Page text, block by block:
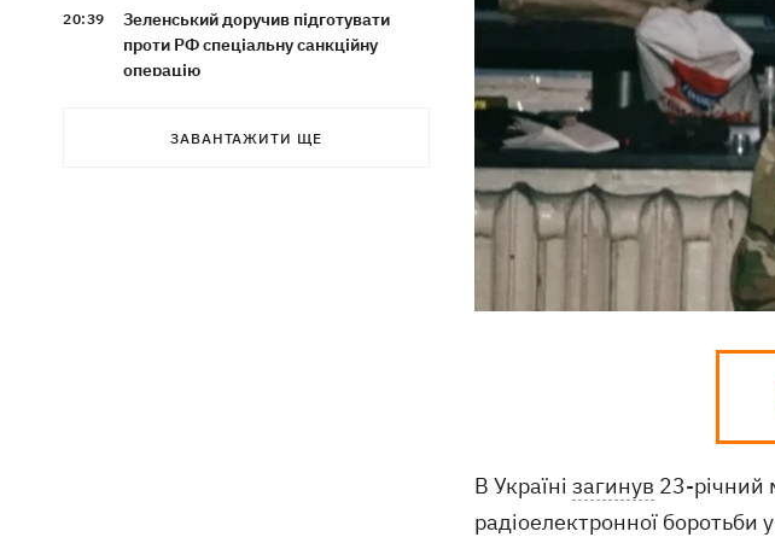
20:39
Зеленський доручив підготувати
проти РФ спеціальну санкційну
операцію
Дрони СБУ вразили два кораблі ФСБ
ЗАВАНТАЖИТИ ЩЕ
В Україні загинув 23-річний
радіоелектронної боротьби